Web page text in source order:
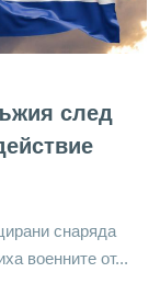
след
снаряда
военните от...